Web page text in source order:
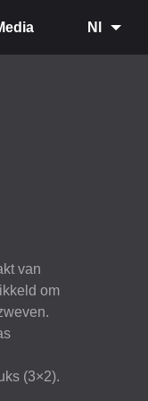
Nl
van
om
(3×2).